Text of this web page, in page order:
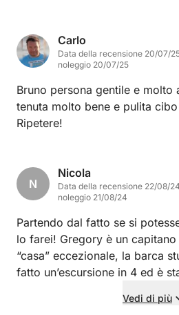
gita in barca, alla prossima! Vi
poppa e mare calmo!
Carlo
Data della recensione 20/07/
noleggio 20/07/25
Bruno persona gentile e molto
tenuta molto bene e pulita
Ripetere!
N
Nicola
Data della recensione 22/08/
noleggio 21/08/24
Partendo dal fatto se si
lo farei! Gregory è un capitano oltre che padrone di
“casa” eccezionale, la barca
fatto un’escursione in 4 ed è
accoglienza senza eguali,
Vedi di più